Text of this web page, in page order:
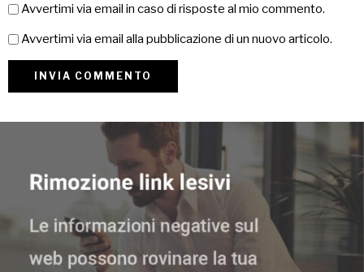
Avvertimi via email in caso di risposte al mio commento.
Avvertimi via email alla pubblicazione di un nuovo articolo.